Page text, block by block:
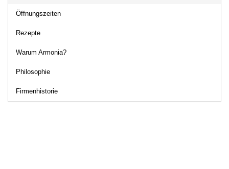
Öffnungszeiten
Rezepte
Warum Armonia?
Philosophie
Firmenhistorie